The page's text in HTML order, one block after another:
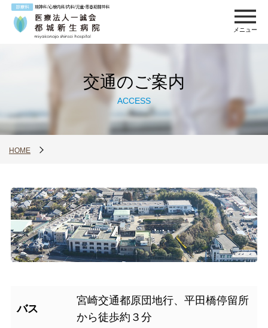
メニュー
交通のご案内
ACCESS
HOME
バス
宮崎交通都原団地行、平田橋停留所
から徒歩約３分